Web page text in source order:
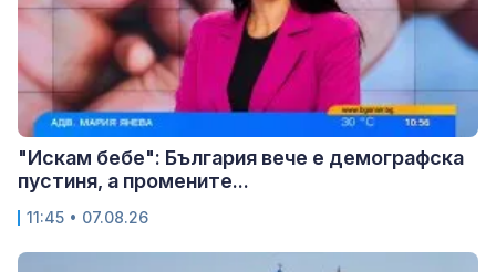
"Искам бебе": България вече е демографска
пустиня, а промените...
11:45 • 07.08.26